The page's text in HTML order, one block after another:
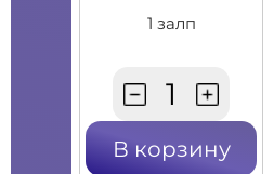
1 залп
В корзину